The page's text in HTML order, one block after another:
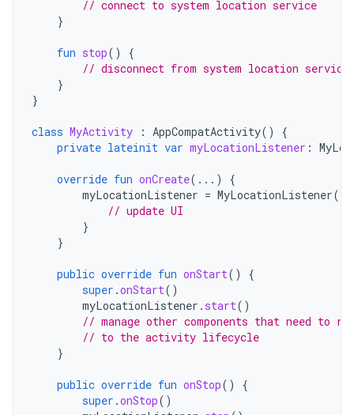
// connect to system location service
}
fun stop()
{
// disconnect from system location service
}
}
class MyActivity : AppCompatActivity()
{
private lateinit var myLocationListener :
override fun onCreate(...)
{
myLocationListener = MyLocationListener(
// update UI
}
}
public override fun onStart()
{
super .onStart()
myLocationListener . start()
// manage other components that need to
// to the activity lifecycle
}
public override fun onStop()
{
super .onStop()